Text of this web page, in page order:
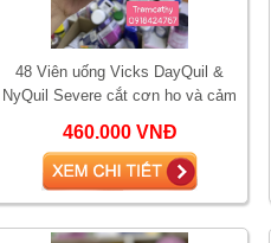
48 Viên uống Vicks DayQuil &
NyQuil Severe cắt cơn ho và cảm
460.000 VNĐ